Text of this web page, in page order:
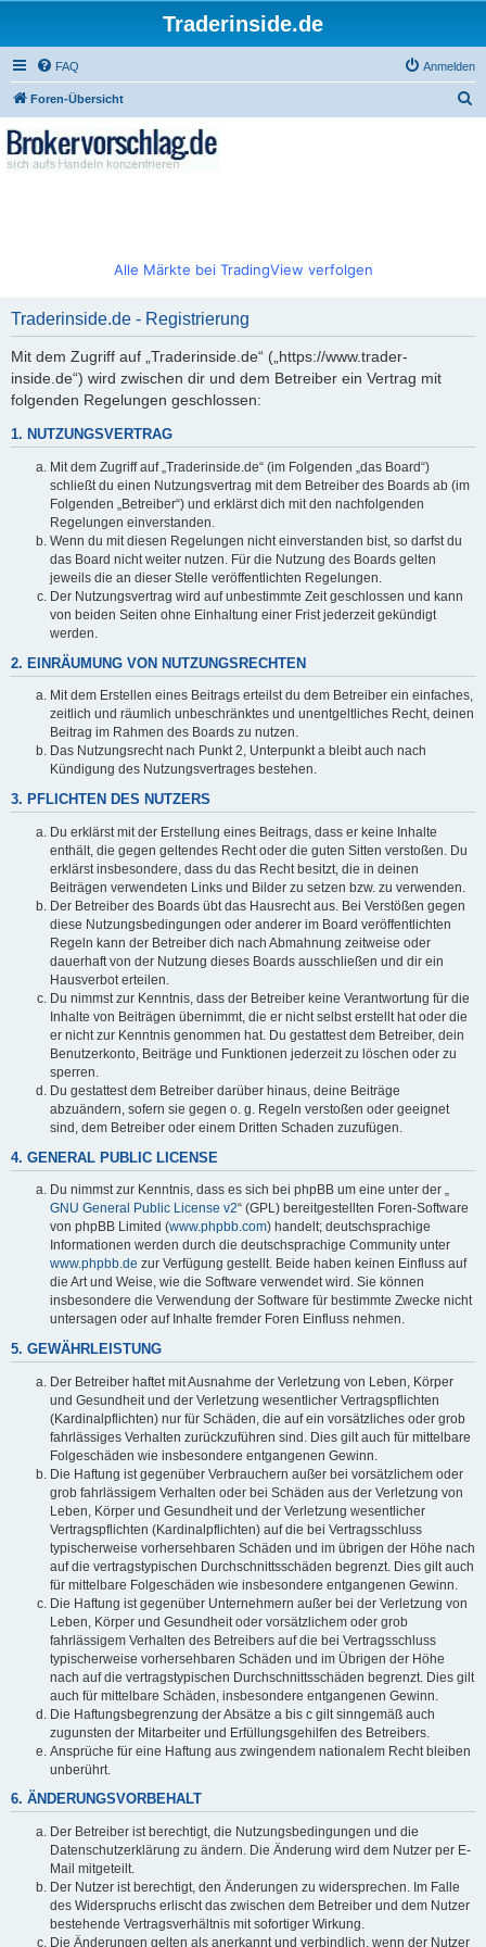
Traderinside.de
FAQ Anmelden
Foren-Übersicht
Alle Märkte bei TradingView verfolgen
Traderinside.de - Registrierung
Mit dem Zugriff auf „Traderinside.de“ („https://www.trader-
inside.de“) wird zwischen dir und dem Betreiber ein Vertrag mit
folgenden Regelungen geschlossen:
1. NUTZUNGSVERTRAG
Mit dem Zugriff auf „Traderinside.de“ (im Folgenden „das Board“)
schließt du einen Nutzungsvertrag mit dem Betreiber des Boards ab (im
Folgenden „Betreiber“) und erklärst dich mit den nachfolgenden
Regelungen einverstanden.
Wenn du mit diesen Regelungen nicht einverstanden bist, so darfst du
das Board nicht weiter nutzen. Für die Nutzung des Boards gelten
jeweils die an dieser Stelle veröffentlichten Regelungen.
Der Nutzungsvertrag wird auf unbestimmte Zeit geschlossen und kann
von beiden Seiten ohne Einhaltung einer Frist jederzeit gekündigt
werden.
2. EINRÄUMUNG VON NUTZUNGSRECHTEN
Mit dem Erstellen eines Beitrags erteilst du dem Betreiber ein einfaches,
zeitlich und räumlich unbeschränktes und unentgeltliches Recht, deinen
Beitrag im Rahmen des Boards zu nutzen.
Das Nutzungsrecht nach Punkt 2, Unterpunkt a bleibt auch nach
Kündigung des Nutzungsvertrages bestehen.
3. PFLICHTEN DES NUTZERS
Du erklärst mit der Erstellung eines Beitrags, dass er keine Inhalte
enthält, die gegen geltendes Recht oder die guten Sitten verstoßen. Du
erklärst insbesondere, dass du das Recht besitzt, die in deinen
Beiträgen verwendeten Links und Bilder zu setzen bzw. zu verwenden.
Der Betreiber des Boards übt das Hausrecht aus. Bei Verstößen gegen
diese Nutzungsbedingungen oder anderer im Board veröffentlichten
Regeln kann der Betreiber dich nach Abmahnung zeitweise oder
dauerhaft von der Nutzung dieses Boards ausschließen und dir ein
Hausverbot erteilen.
Du nimmst zur Kenntnis, dass der Betreiber keine Verantwortung für die
Inhalte von Beiträgen übernimmt, die er nicht selbst erstellt hat oder die
er nicht zur Kenntnis genommen hat. Du gestattest dem Betreiber, dein
Benutzerkonto, Beiträge und Funktionen jederzeit zu löschen oder zu
sperren.
Du gestattest dem Betreiber darüber hinaus, deine Beiträge
abzuändern, sofern sie gegen o. g. Regeln verstoßen oder geeignet
sind, dem Betreiber oder einem Dritten Schaden zuzufügen.
4. GENERAL PUBLIC LICENSE
Du nimmst zur Kenntnis, dass es sich bei phpBB um eine unter der „
GNU General Public License v2“ (GPL) bereitgestellten Foren-Software
von phpBB Limited (www.phpbb.com) handelt; deutschsprachige
Informationen werden durch die deutschsprachige Community unter
www.phpbb.de zur Verfügung gestellt. Beide haben keinen Einfluss auf
die Art und Weise, wie die Software verwendet wird. Sie können
insbesondere die Verwendung der Software für bestimmte Zwecke nicht
untersagen oder auf Inhalte fremder Foren Einfluss nehmen.
5. GEWÄHRLEISTUNG
Der Betreiber haftet mit Ausnahme der Verletzung von Leben, Körper
und Gesundheit und der Verletzung wesentlicher Vertragspflichten
(Kardinalpflichten) nur für Schäden, die auf ein vorsätzliches oder grob
fahrlässiges Verhalten zurückzuführen sind. Dies gilt auch für mittelbare
Folgeschäden wie insbesondere entgangenen Gewinn.
Die Haftung ist gegenüber Verbrauchern außer bei vorsätzlichem oder
grob fahrlässigem Verhalten oder bei Schäden aus der Verletzung von
Leben, Körper und Gesundheit und der Verletzung wesentlicher
Vertragspflichten (Kardinalpflichten) auf die bei Vertragsschluss
typischerweise vorhersehbaren Schäden und im übrigen der Höhe nach
auf die vertragstypischen Durchschnittsschäden begrenzt. Dies gilt auch
für mittelbare Folgeschäden wie insbesondere entgangenen Gewinn.
Die Haftung ist gegenüber Unternehmern außer bei der Verletzung von
Leben, Körper und Gesundheit oder vorsätzlichem oder grob
fahrlässigem Verhalten des Betreibers auf die bei Vertragsschluss
typischerweise vorhersehbaren Schäden und im Übrigen der Höhe
nach auf die vertragstypischen Durchschnittsschäden begrenzt. Dies gilt
auch für mittelbare Schäden, insbesondere entgangenen Gewinn.
Die Haftungsbegrenzung der Absätze a bis c gilt sinngemäß auch
zugunsten der Mitarbeiter und Erfüllungsgehilfen des Betreibers.
Ansprüche für eine Haftung aus zwingendem nationalem Recht bleiben
unberührt.
6. ÄNDERUNGSVORBEHALT
Der Betreiber ist berechtigt, die Nutzungsbedingungen und die
Datenschutzerklärung zu ändern. Die Änderung wird dem Nutzer per E-
Mail mitgeteilt.
Der Nutzer ist berechtigt, den Änderungen zu widersprechen. Im Falle
des Widerspruchs erlischt das zwischen dem Betreiber und dem Nutzer
bestehende Vertragsverhältnis mit sofortiger Wirkung.
Die Änderungen gelten als anerkannt und verbindlich, wenn der Nutzer